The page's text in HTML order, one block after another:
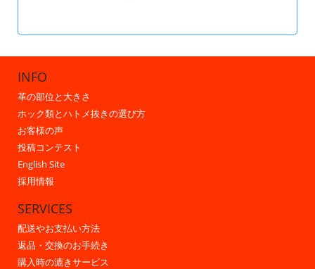
INFO
革の部位と大きさ
ホック類とハトメ抜きの選び方
お客様の声
投稿コンテスト
English Site
採用情報
SERVICES
配送やお支払い方法
返品・交換のお手続き
購入時の漉きサービス